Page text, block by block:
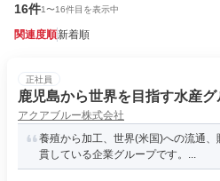
16件1〜16件目を表示中
関連度順新着順
正社員
鹿児島から世界を目指す水産
アクアブルー株式会社
養殖から加工、世界(米国)への流通
貫している企業グループです。...